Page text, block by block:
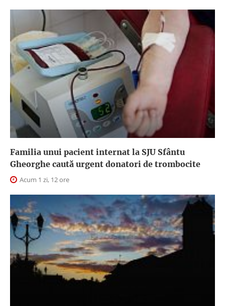
Familia unui pacient internat la SJU Sfântu
Gheorghe caută urgent donatori de trombocite
Acum 1 zi, 12 ore